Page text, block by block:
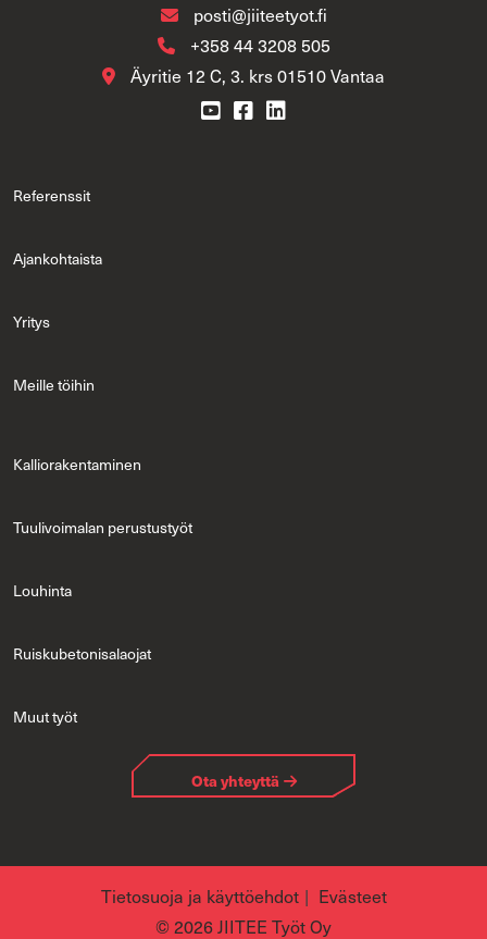
posti@jii­tee­ty­ot.fi
+358 44 3208 505
Äy­ri­tie 12 C, 3. krs 01510 Van­taa
Re­fe­rens­sit
Ajan­koh­tais­ta
Yri­tys
Meil­le töi­hin
Kal­lio­ra­ken­ta­mi­nen
Tuu­li­voi­ma­lan pe­rus­tus­työt
Lou­hin­ta
Ruis­ku­be­to­ni­sa­lao­jat
Muut työt
Ota yh­teyt­tä
Tie­to­suo­ja ja käyt­tö­eh­dot
Eväs­teet
© 2026 JII­TEE Työt Oy